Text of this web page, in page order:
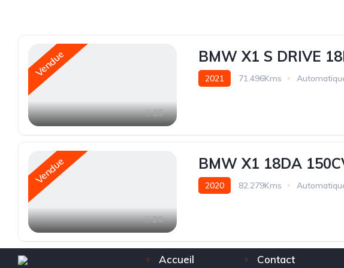
Vendue
25
BMW X1 S DRIVE
2021 71.496Kms
Vendue
20
BMW X1 18DA
2020 82.279Kms
Accueil Contact